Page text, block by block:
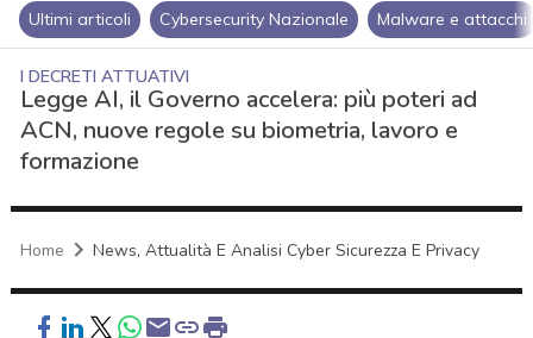
Ultimi articoli Cybersecurity Nazionale Malware e attacchi
I DECRETI ATTUATIVI
Legge AI, il Governo accelera: più poteri ad
ACN, nuove regole su biometria, lavoro e
formazione
Home News, Attualità E Analisi Cyber Sicurezza E Privacy